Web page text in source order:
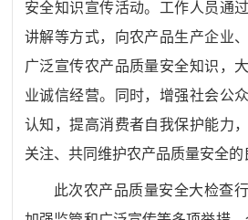
安全知识宣传活动。工作人员通
讲解等方式，向农产品生产企业
广泛宣传农产品质量安全知识，
业诚信经营。同时，增强社会公
认知，提高消费者自我保护能力
关注、共同维护农产品质量安全的
此次农产品质量安全大检查